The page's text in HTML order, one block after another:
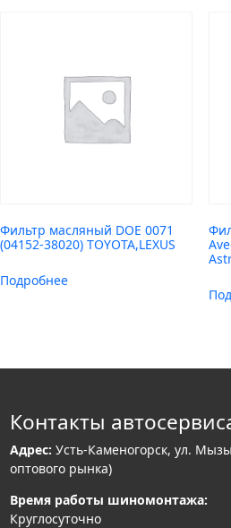
Фильтр масляный DOE 0071
(04152-38020) TOYOTA,LEXUS
Подробнее
Контакты
Адрес: Усть-Каменогорск, ул.
оптового рынка)
Время работы шиномонтажа:
Круглосуточно